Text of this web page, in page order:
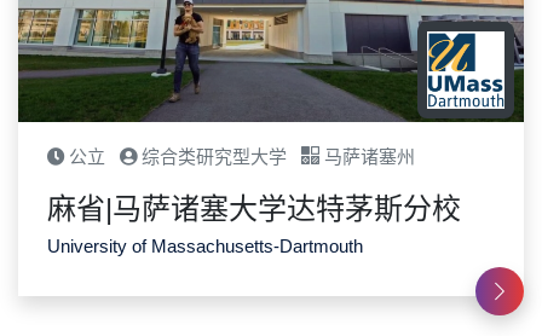
公立 综合类研究型大学 马萨诸塞州
麻省|马萨诸塞大学达特茅斯分校
University of Massachusetts-Dartmouth